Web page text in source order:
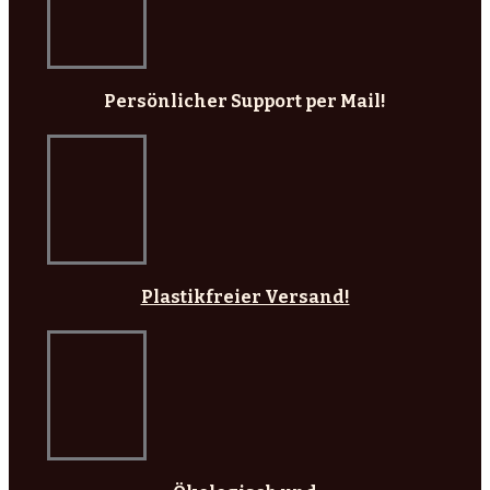
Persönlicher Support per Mail!
Plastikfreier Versand!